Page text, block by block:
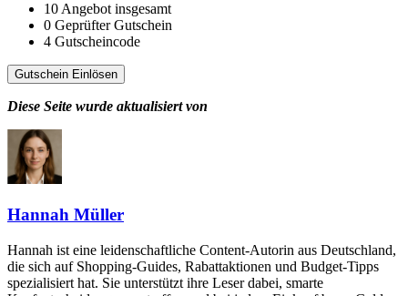
10 Angebot insgesamt
0 Geprüfter Gutschein
4 Gutscheincode
Gutschein Einlösen
Diese Seite wurde aktualisiert von
Hannah Müller
Hannah ist eine leidenschaftliche Content-Autorin aus Deutschland,
die sich auf Shopping-Guides, Rabattaktionen und Budget-Tipps
spezialisiert hat. Sie unterstützt ihre Leser dabei, smarte